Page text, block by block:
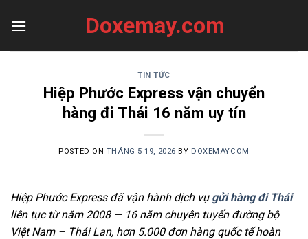
Doxemay.com
TIN TỨC
Hiệp Phước Express vận chuyển
hàng đi Thái 16 năm uy tín
POSTED ON THÁNG 5 19, 2026 BY DOXEMAYCOM
Hiệp Phước Express đã vận hành dịch vụ gửi hàng đi Thái
liên tục từ năm 2008 — 16 năm chuyên tuyến đường bộ
Việt Nam – Thái Lan, hơn 5.000 đơn hàng quốc tế hoàn